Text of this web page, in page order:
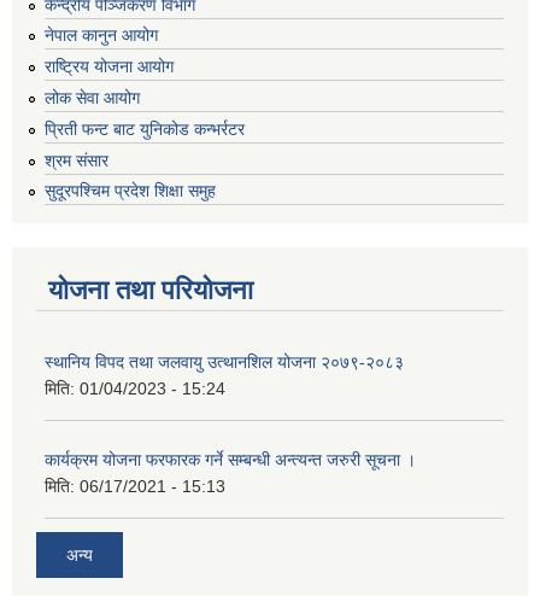
केन्द्रीय पञ्जिकरण विभाग
नेपाल कानुन आयोग
राष्ट्रिय योजना आयोग
लोक सेवा आयोग
प्रिती फन्ट बाट युनिकोड कन्भर्रटर
श्रम संसार
सुदूरपश्चिम प्रदेश शिक्षा समुह
योजना तथा परियोजना
स्थानिय विपद तथा जलवायु उत्थानशिल योजना २०७९-२०८३
मिति: 01/04/2023 - 15:24
कार्यक्रम योजना फरफारक गर्ने सम्बन्धी अन्त्यन्त जरुरी सूचना ।
मिति: 06/17/2021 - 15:13
अन्य